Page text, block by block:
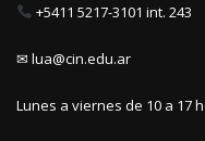
+5411 5217-3101 int. 243
✉ lua@cin.edu.ar
Lunes a viernes de 10 a 17